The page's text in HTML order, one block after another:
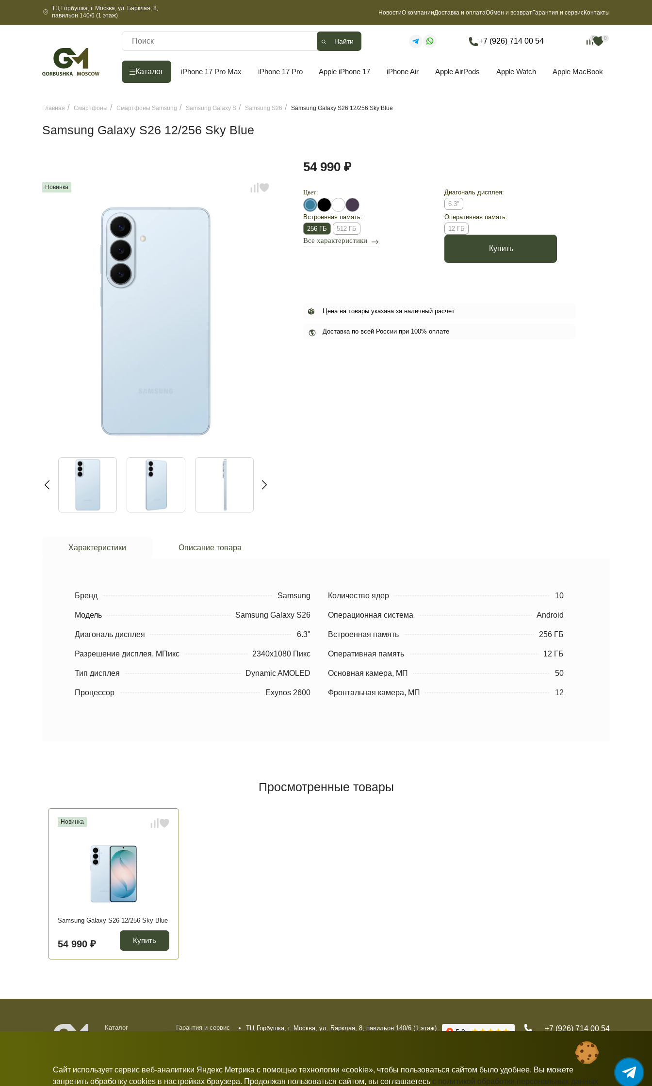
ТЦ Горбушка, г. Москва, ул. Барклая, 8,
павильон 140/6 (1 этаж)
НовостиО компанииДоставка и оплатаОбмен и возвратГарантия и сервисКонтакты
Найти +7 (926) 714 00 54 0 0
Каталог iPhone 17 Pro Max iPhone 17 Pro Apple iPhone 17 iPhone Air Apple AirPods Apple Watch Apple MacBook
0 0
Главная Смартфоны Смартфоны Samsung Samsung Galaxy S Samsung S26 Samsung Galaxy S26 12/256 Sky Blue
Samsung Galaxy S26 12/256 Sky Blue
Новинка
54 990 ₽
Цвет:
Диагональ дисплея:
6.3"
Встроенная память:
256 ГБ
512 ГБ
Оперативная память:
12 ГБ
Все характеристики
Купить
Цена на товары указана за наличный расчет
Доставка по всей России при 100% оплате
Характеристики Описание товара
Бренд Samsung
Модель Samsung Galaxy S26
Диагональ дисплея 6.3"
Разрешение дисплея, МПикс 2340x1080 Пикс
Тип дисплея Dynamic AMOLED
Процессор Exynos 2600
Количество ядер 10
Операционная система Android
Встроенная память 256 ГБ
Оперативная память 12 ГБ
Основная камера, МП 50
Фронтальная камера, МП 12
Просмотренные товары
Новинка
Samsung Galaxy S26 12/256 Sky Blue
54 990 ₽ Купить
Каталог
Гарантия и сервис
Доставка и оплата
ТЦ Горбушка, г. Москва, ул. Барклая, 8, павильон 140/6 (1 этаж)
+7 (926) 714 00 54
Сайт использует сервис веб-аналитики Яндекс Метрика с помощью технологии «cookie», чтобы пользоваться сайтом было удобнее. Вы можете
запретить обработку cookies в настройках браузера. Продолжая пользоваться сайтом, вы соглашаетесь с политикой обработки персональных данных